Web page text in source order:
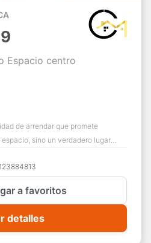
Espacio centro
de arrendar que promete
sino un verdadero lugar
123884813
a favoritos
detalles